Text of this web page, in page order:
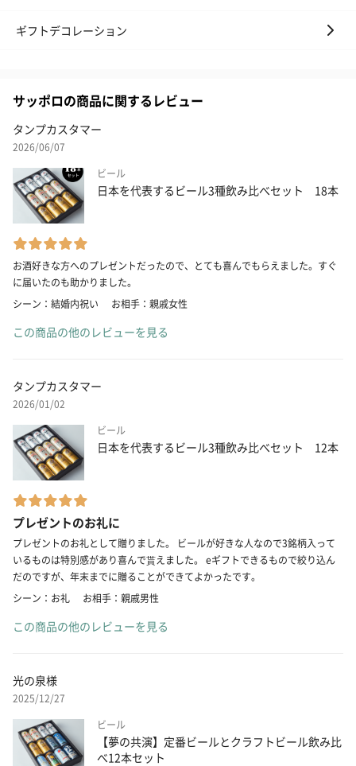
ギフトデコレーション
サッポロの商品に関するレビュー
タンプカスタマー
2026/06/07
ビール
日本を代表するビール3種飲み比べセット 18本
お酒好きな方へのプレゼントだったので、とても喜んでもらえました。すぐ
に届いたのも助かりました。
シーン：結婚内祝い
お相手：親戚女性
この商品の他のレビューを見る
タンプカスタマー
2026/01/02
ビール
日本を代表するビール3種飲み比べセット 12本
プレゼントのお礼に
プレゼントのお礼として贈りました。 ビールが好きな人なので3銘柄入って
いるものは特別感があり喜んで貰えました。 eギフトできるもので絞り込ん
だのですが、年末までに贈ることができてよかったです。
シーン：お礼
お相手：親戚男性
この商品の他のレビューを見る
光の泉様
2025/12/27
ビール
【夢の共演】定番ビールとクラフトビール飲み比
べ12本セット